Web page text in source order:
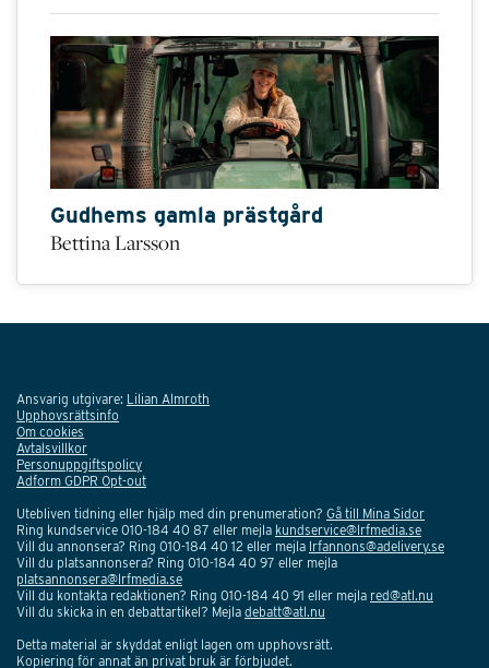
Gudhems gamla prästgård
Bettina Larsson
Ansvarig utgivare: Lilian Almroth
Upphovsrättsinfo
Om cookies
Avtalsvillkor
Personuppgiftspolicy
Adform GDPR Opt-out
Utebliven tidning eller hjälp med din prenumeration? Gå till Mina Sidor
Ring kundservice 010-184 40 87 eller mejla kundservice@lrfmedia.se
Vill du annonsera? Ring 010-184 40 12 eller mejla lrfannons@adelivery.se
Vill du platsannonsera? Ring 010-184 40 97 eller mejla
platsannonsera@lrfmedia.se
Vill du kontakta redaktionen? Ring 010-184 40 91 eller mejla red@atl.nu
Vill du skicka in en debattartikel? Mejla debatt@atl.nu
Detta material är skyddat enligt lagen om upphovsrätt.
Kopiering för annat än privat bruk är förbjudet.